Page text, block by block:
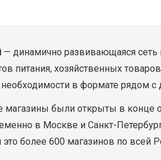
— динамично развивающаяся сеть
питания, хозяйственных
в формате рядом с
были открыты в конце
в Москве и Санкт-
более 600 магазинов по всей